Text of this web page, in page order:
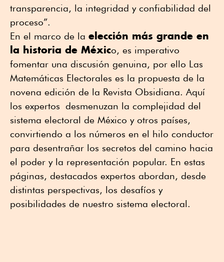
transparencia, la integridad y confiabilidad del
proceso”.
En el marco de la elección más grande en
la historia de México, es imperativo
fomentar una discusión genuina, por ello Las
Matemáticas Electorales es la propuesta de la
novena edición de la Revista Obsidiana. Aquí
los expertos desmenuzan la complejidad del
sistema electoral de México y otros países,
convirtiendo a los números en el hilo conductor
para desentrañar los secretos del camino hacia
el poder y la representación popular. En estas
páginas, destacados expertos abordan, desde
distintas perspectivas, los desafíos y
posibilidades de nuestro sistema electoral.